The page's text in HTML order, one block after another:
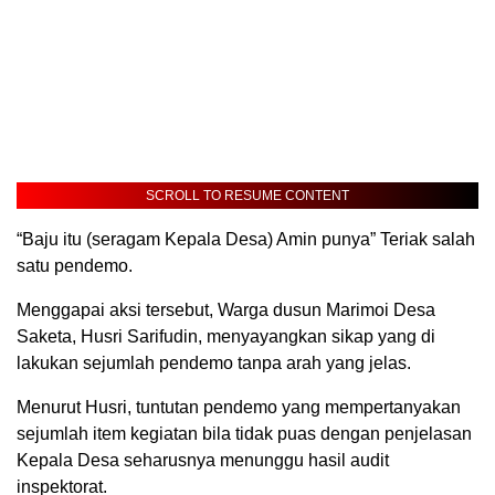
SCROLL TO RESUME CONTENT
“Baju itu (seragam Kepala Desa) Amin punya” Teriak salah
satu pendemo.
Menggapai aksi tersebut, Warga dusun Marimoi Desa
Saketa, Husri Sarifudin, menyayangkan sikap yang di
lakukan sejumlah pendemo tanpa arah yang jelas.
Menurut Husri, tuntutan pendemo yang mempertanyakan
sejumlah item kegiatan bila tidak puas dengan penjelasan
Kepala Desa seharusnya menunggu hasil audit
inspektorat.